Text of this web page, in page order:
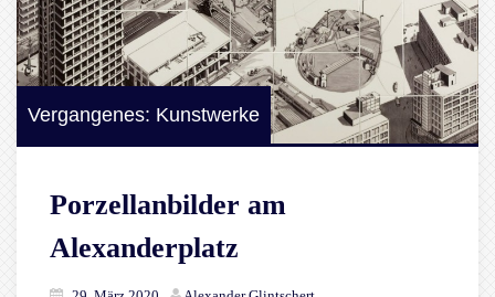
Vergangenes: Kunstwerke
Porzellanbilder am
Alexanderplatz